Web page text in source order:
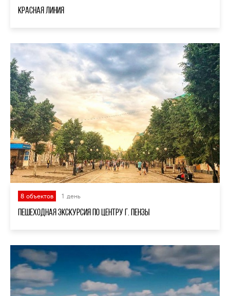
Красная линия
8 объектов 1 день
Пешеходная экскурсия по центру г. Пензы